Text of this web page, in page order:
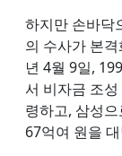
하지만 손바닥
의 수사가 본
년 4월 9일,
서 비자금 조
령하고, 삼성
67억여 원을